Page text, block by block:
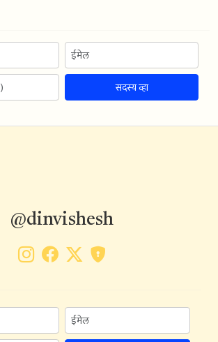
सदस्य व्हा
@dinvishesh